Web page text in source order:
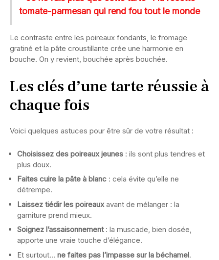
tomate-parmesan qui rend fou tout le monde
Le contraste entre les poireaux fondants, le fromage
gratiné et la pâte croustillante crée une harmonie en
bouche. On y revient, bouchée après bouchée.
Les clés d’une tarte réussie à
chaque fois
Voici quelques astuces pour être sûr de votre résultat :
Choisissez des poireaux jeunes : ils sont plus tendres et
plus doux.
Faites cuire la pâte à blanc : cela évite qu’elle ne
détrempe.
Laissez tiédir les poireauxavant de mélanger : la
garniture prend mieux.
Soignez l’assaisonnement: la muscade, bien dosée,
apporte une vraie touche d’élégance.
Et surtout… ne faites pas l’impasse sur la béchamel.